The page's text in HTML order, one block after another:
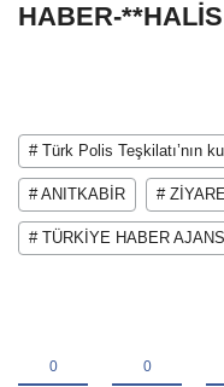
HABER-
# Türk Polis Teşkilatı’nın
# ANITKABİR #
# TÜRKİYE HABER